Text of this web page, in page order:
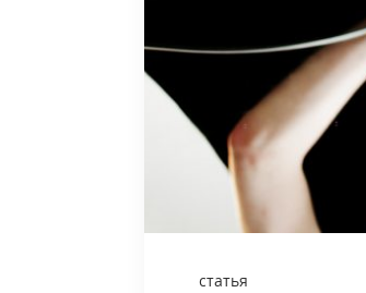
статья